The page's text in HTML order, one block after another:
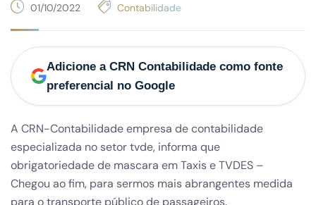
01/10/2022 Contabilidade
Adicione a CRN Contabilidade como fonte
preferencial no Google
A CRN-Contabilidade empresa de contabilidade
especializada no setor tvde, informa que
obrigatoriedade de mascara em Taxis e TVDES –
Chegou ao fim, para sermos mais abrangentes medida
para o transporte público de passageiros.